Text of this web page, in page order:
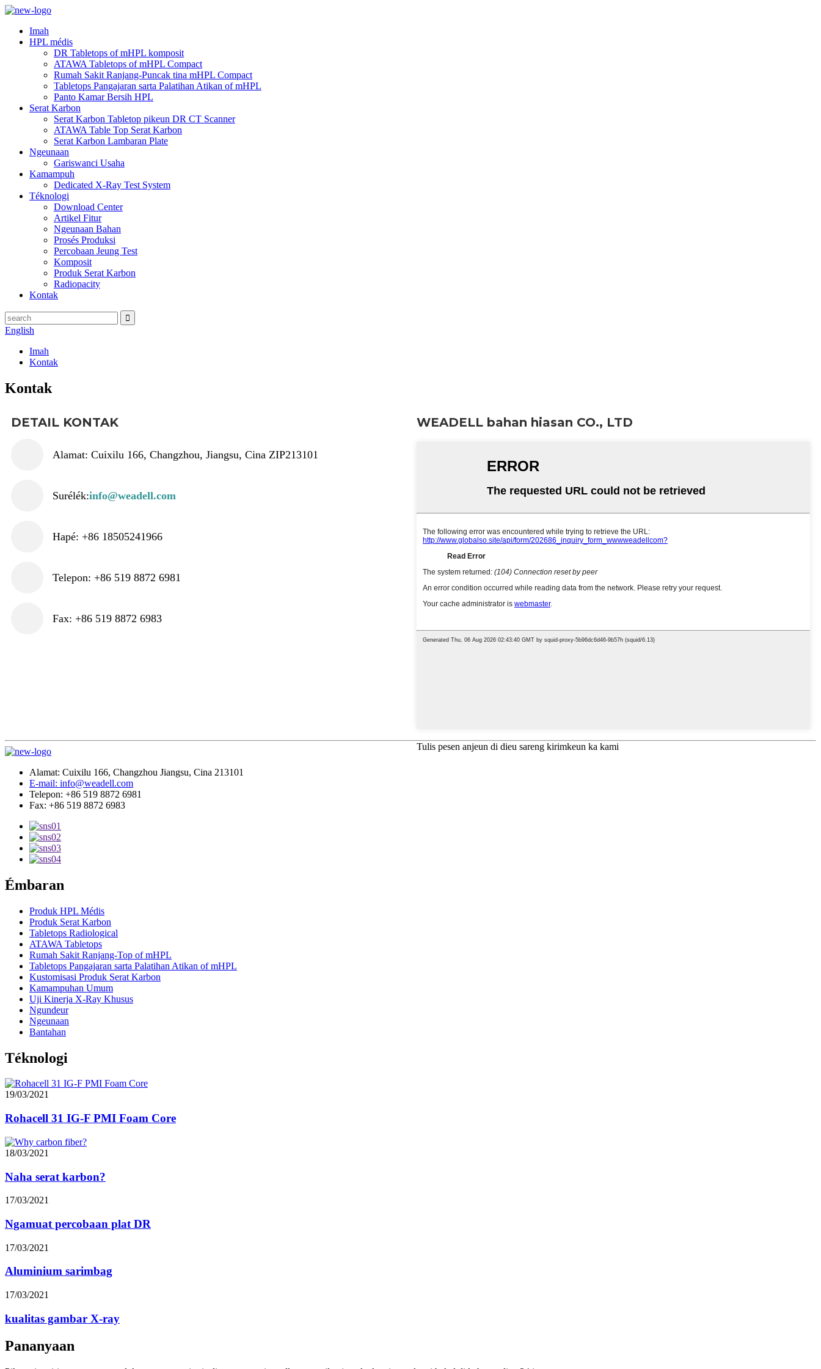
Imah
HPL médis
DR Tabletops of mHPL komposit
ATAWA Tabletops of mHPL Compact
Rumah Sakit Ranjang-Puncak tina mHPL Compact
Tabletops Pangajaran sarta Palatihan Atikan of mHPL
Panto Kamar Bersih HPL
Serat Karbon
Serat Karbon Tabletop pikeun DR CT Scanner
ATAWA Table Top Serat Karbon
Serat Karbon Lambaran Plate
Ngeunaan
Gariswanci Usaha
Kamampuh
Dedicated X-Ray Test System
Téknologi
Download Center
Artikel Fitur
Ngeunaan Bahan
Prosés Produksi
Percobaan Jeung Test
Komposit
Produk Serat Karbon
Radiopacity
Kontak
English
Imah
Kontak
Kontak
DETAIL KONTAK
Alamat: Cuixilu 166, Changzhou, Jiangsu, Cina ZIP213101
Surélék:info@weadell.com
Hapé: +86 18505241966
Telepon: +86 519 8872 6981
Fax: +86 519 8872 6983
WEADELL bahan hiasan CO., LTD
Tulis pesen anjeun di dieu sareng kirimkeun ka kami
Alamat: Cuixilu 166, Changzhou Jiangsu, Cina 213101
E-mail: info@weadell.com
Telepon: +86 519 8872 6981
Fax: +86 519 8872 6983
Émbaran
Produk HPL Médis
Produk Serat Karbon
Tabletops Radiological
ATAWA Tabletops
Rumah Sakit Ranjang-Top of mHPL
Tabletops Pangajaran sarta Palatihan Atikan of mHPL
Kustomisasi Produk Serat Karbon
Kamampuhan Umum
Uji Kinerja X-Ray Khusus
Ngundeur
Ngeunaan
Bantahan
Téknologi
19/03/2021
Rohacell 31 IG-F PMI Foam Core
18/03/2021
Naha serat karbon?
17/03/2021
Ngamuat percobaan plat DR
17/03/2021
Aluminium sarimbag
17/03/2021
kualitas gambar X-ray
Pananyaan